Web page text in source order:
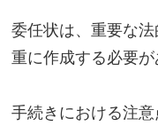
委任状は、重要な
重に作成する必要が
手続きにおける注意